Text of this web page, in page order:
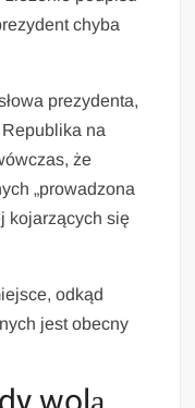
chyba
prezydenta,
na
że
„prowadzona
kojarzących się
odkąd
jest obecny